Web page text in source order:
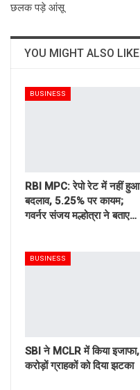
छलक पड़े आंसू
YOU MIGHT ALSO LIKE
BUSINESS
RBI MPC: रेपो रेट में नहीं हुआ
बदलाव, 5.25% पर कायम;
गवर्नर संजय मल्होत्रा ने बताए…
BUSINESS
SBI ने MCLR में किया इजाफा,
करोड़ों ग्राहकों को दिया झटका